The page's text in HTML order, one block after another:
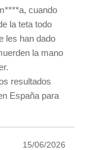
cuando
la teta todo
les han dado
la mano
resultados
España para
15/06/2026